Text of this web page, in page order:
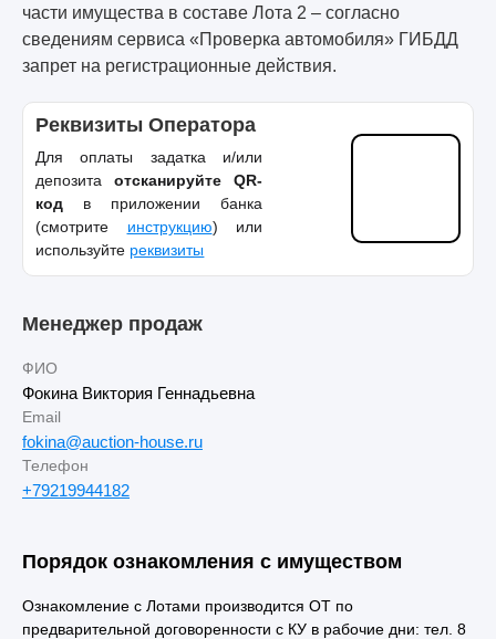
части имущества в составе Лота 2 – согласно
сведениям сервиса «Проверка автомобиля» ГИБДД
запрет на регистрационные действия.
Реквизиты Оператора
Для оплаты задатка и/или
депозита отсканируйте QR-
код в приложении банка
(смотрите инструкцию) или
используйте реквизиты
Менеджер продаж
ФИО
Фокина Виктория Геннадьевна
Email
fokina@auction-house.ru
Телефон
+79219944182
Порядок ознакомления с имуществом
Ознакомление с Лотами производится ОТ по
предварительной договоренности с КУ в рабочие дни: тел. 8